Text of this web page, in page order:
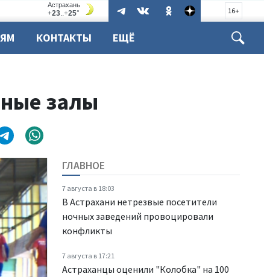
16+
КОНТАКТЫ ЕЩЁ
залы
ГЛАВНОЕ
7 августа в 18:03
В Астрахани нетрезвые посетители
ночных заведений провоцировали
конфликты
7 августа в 17:21
Астраханцы оценили "Колобка" на 100